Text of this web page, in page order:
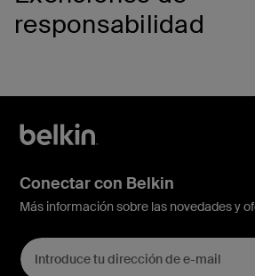
responsabilidad
Conectar con Belkin
Más información sobre las novedades y